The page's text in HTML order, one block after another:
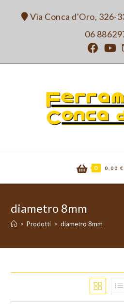
Via Conca d'Oro, 326-
06
0 0,00 €
diametro 8mm
> Prodotti > diametro 8mm